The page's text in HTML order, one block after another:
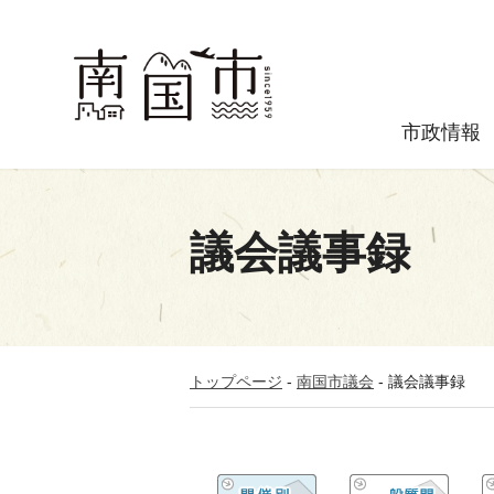
市政情報
議会議事録
トップページ - 南国市議会 - 議会議事録